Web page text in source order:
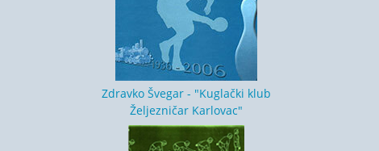
Zdravko Švegar - "Kuglački klub
Željezničar Karlovac"